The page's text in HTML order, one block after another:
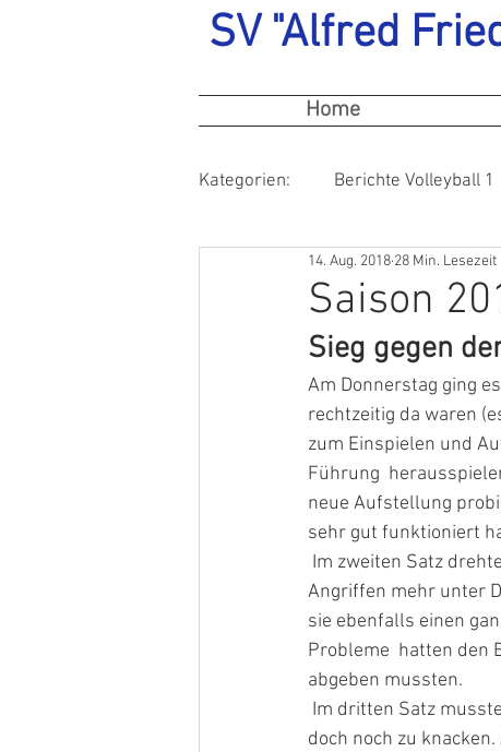
SV "Alfred
Home
Kategorien: Berichte Volleyball 1
Saison
14. Aug. 2018 28 Min. Lesezeit
Sieg gegen
Am Donnerstag ging
rechtzeitig da waren
zum Einspielen und
Führung
neue Aufstellung
sehr gut funktioniert
Angriffen mehr unter
sie ebenfalls einen
Probleme  hatten den
abgeben mussten.
doch noch zu